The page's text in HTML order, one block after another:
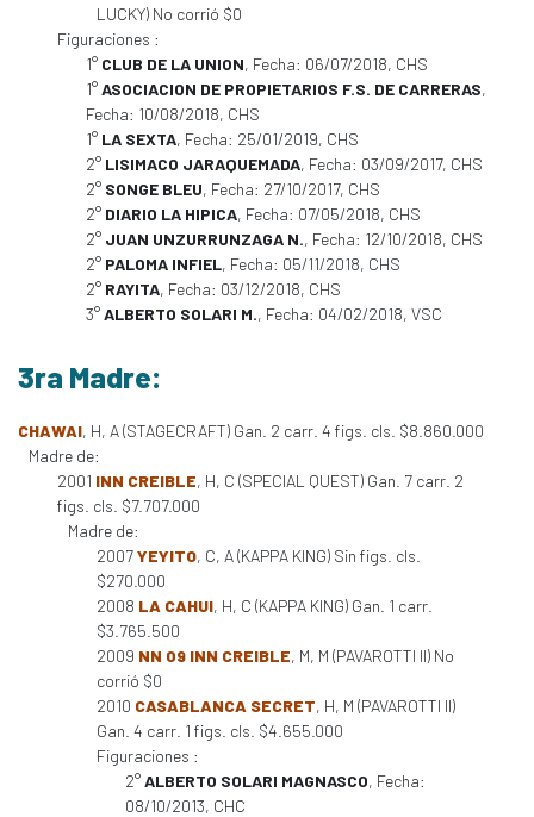
LUCKY) No corrió $0
Figuraciones :
1° CLUB DE LA UNION, Fecha: 06/07/2018, CHS
1°ASOCIACION DE PROPIETARIOS F.S. DE CARRERAS,
Fecha: 10/08/2018, CHS
1° LA SEXTA, Fecha: 25/01/2019, CHS
2° LISIMACO JARAQUEMADA, Fecha: 03/09/2017, CHS
2° SONGE BLEU, Fecha: 27/10/2017, CHS
2° DIARIO LA HIPICA, Fecha: 07/05/2018, CHS
2° JUAN UNZURRUNZAGA N., Fecha: 12/10/2018, CHS
2° PALOMA INFIEL, Fecha: 05/11/2018, CHS
2° RAYITA, Fecha: 03/12/2018, CHS
3°ALBERTO SOLARI M., Fecha: 04/02/2018, VSC
3ra Madre:
CHAWAI, H, A (STAGECRAFT) Gan. 2 carr. 4 figs. cls. $8.860.000
Madre de:
2001 INN CREIBLE, H, C (SPECIAL QUEST) Gan. 7 carr. 2
figs. cls. $7.707.000
Madre de:
2007YEYITO, C, A (KAPPA KING) Sin figs. cls.
$270.000
2008 LA CAHUI, H, C (KAPPA KING) Gan. 1 carr.
$3.765.500
2009 NN 09 INN CREIBLE, M, M (PAVAROTTI II) No
corrió $0
2010 CASABLANCA SECRET, H, M (PAVAROTTI II)
Gan. 4 carr. 1 figs. cls. $4.655.000
Figuraciones :
2°ALBERTO SOLARI MAGNASCO, Fecha:
08/10/2013, CHC